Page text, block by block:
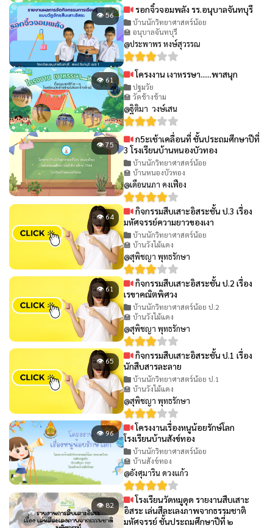
👁 56 รอกจิ๋วจอมพลัง รร.อนุบาลจันทบุรี
บ้านนักวิทยาศาสตร์น้อย
🏫 อนุบาลจันทบุรี
@ประพาพร หงษ์สุวรรณ
👁 61 โครงงาน เงาหรรษา......พาสนุก
ปฐมวัย
🏫 วัดช้างข้าม
@ฐิติมา วงษ์เสน
👁 75
ก5ะเช้าเคลื่อนที่ ชั้นประถมศึกษาปีที่
3 โรงเรียนบ้านหนองบัวทอง
บ้านนักวิทยาศาสตร์น้อย
🏫 บ้านหนองบัวทอง
@เดือนนภา คงเฟือง
👁 64
กิจกรรมสืบเสาะอิสระชั้น ป.3 เรื่อง
มหัศจรรย์ความยาวของเงา
บ้านนักวิทยาศาสตร์น้อย
🏫 บ้านวังไม้แดง
@สุพิชญา พุทธรักษา
👁 61
กิจกรรมสืบเสาะอิสระชั้น ป.2 เรื่อง
เรขาคณิตพิศวง
บ้านนักวิทยาศาสตร์น้อย ป.2
🏫 บ้านวังไม้แดง
@สุพิชญา พุทธรักษา
👁 65
กิจกรรมสืบเสาะอิสระชั้น ป.1 เรื่อง
นักสืบสารละลาย
บ้านนักวิทยาศาสตร์น้อย ป.1
🏫 บ้านวังไม้แดง
@สุพิชญา พุทธรักษา
👁 96
โครงงานเรื่องหนูน้อยรักษ์โลก
โรงเรียนบ้านสังข์ทอง
บ้านนักวิทยาศาสตร์น้อย
🏫 บ้านสังข์ทอง
@อังศุมาริน ดวงแก้ว
👁 82
โรงเรียนวัดหมูดุด รายงานสืบเสาะ
อิสระ เล่นสีละเลงภาพจากธรรมชาติ
มหัศจรรย์ ชั้นประถมศึกษาปีที่ ๒